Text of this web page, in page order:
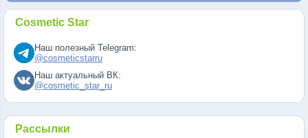
Cosmetic Star
Наш полезный Telegram:
@cosmeticstarru
Наш актуальный ВК:
@cosmetic_star_ru
Рассылки